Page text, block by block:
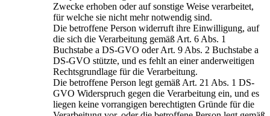
Zwecke erhoben oder auf sonstige Weise verarbeitet,
für welche sie nicht mehr notwendig sind.
Die betroffene Person widerruft ihre Einwilligung, auf
die sich die Verarbeitung gemäß Art. 6 Abs. 1
Buchstabe a DS-GVO oder Art. 9 Abs. 2 Buchstabe a
DS-GVO stützte, und es fehlt an einer anderweitigen
Rechtsgrundlage für die Verarbeitung.
Die betroffene Person legt gemäß Art. 21 Abs. 1 DS-
GVO Widerspruch gegen die Verarbeitung ein, und es
liegen keine vorrangigen berechtigten Gründe für die